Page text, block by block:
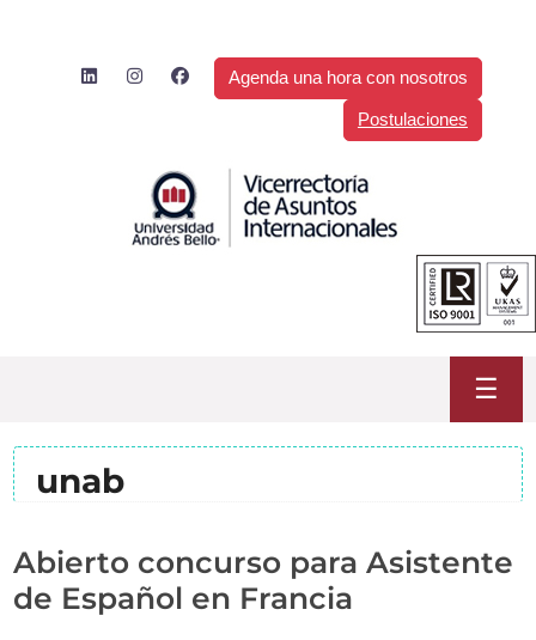
Agenda una hora con nosotros
Postulaciones
☰
unab
Abierto concurso para Asistente
de Español en Francia